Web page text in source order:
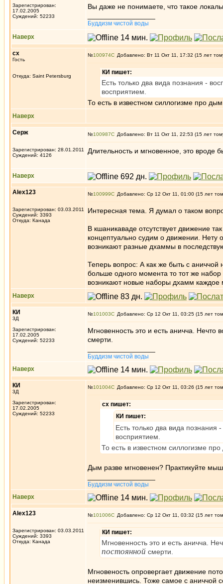
Зарегистрирован:
17.02.2005
Суждений: 52233
Вы даже не понимаете, что такое
Буддизм чистой воды
Наверх
сх
Гость
Откуда: Saint Petersburg
№100974 Добавлено: Вт 11 Окт 11, 17:32 (15 лет
КИ пишет:
Есть только два вида познания -
восприятием.
То есть в известном силлогизме про
Наверх
Серж
Зарегистрирован: 28.01.2011
Суждений: 4126
№100987 Добавлено: Вт 11 Окт 11, 22:53 (15 лет
Длительность и мгновенное, это вроде
Наверх
Alex123
Зарегистрирован: 03.03.2011
Суждений: 3393
Откуда: Канада
№100999 Добавлено: Ср 12 Окт 11, 01:00 (15 лет
Интересная тема. Я думал о таком
В кшаникаваде отсутствует движение
концептуально судим о движении. Нету
возникают разные дхаммы в
Теперь вопрос: А как же быть с
больше одного момента то тот же
возникают новые наборы дхамм каждое
Наверх
КИ
3Д
Зарегистрирован:
17.02.2005
Суждений: 52233
№101003 Добавлено: Ср 12 Окт 11, 03:25 (15 лет
Мгновенность это и есть аничча. Нечто
смерти.
Буддизм чистой воды
Наверх
КИ
3Д
Зарегистрирован:
17.02.2005
Суждений: 52233
№101004 Добавлено: Ср 12 Окт 11, 03:26 (15 лет
сх пишет:
КИ пишет:
Есть только два вида
восприятием.
То есть в известном силлогизме
Дым разве мгновенен? Практикуйте
Буддизм чистой воды
Наверх
Alex123
Зарегистрирован: 03.03.2011
Суждений: 3393
Откуда: Канада
№101006 Добавлено: Ср 12 Окт 11, 03:32 (15 лет
КИ пишет:
Мгновенность это и есть аничча.
постоянной смерти.
Mгновеность опровергает движение
неизменившись. Тоже самое с аниччой